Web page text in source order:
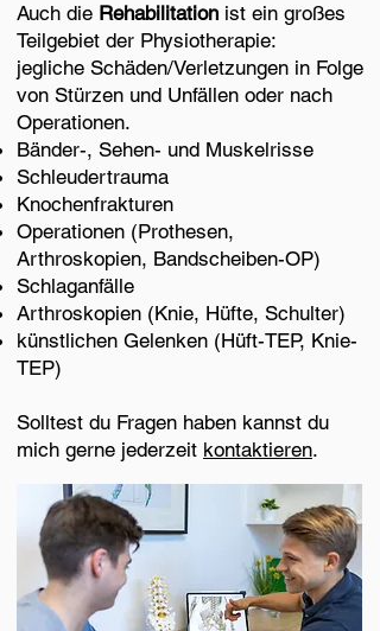
Auch die Rehabilitation ist ein großes
Teilgebiet der Physiotherapie:
jegliche Schäden/Verletzungen in Folge
von Stürzen und Unfällen oder nach
Operationen.
Bänder-, Sehen- und Muskelrisse
Schleudertrauma
Knochenfrakturen
Operationen (Prothesen,
Arthroskopien, Bandscheiben-OP)
Schlaganfälle
Arthroskopien (Knie, Hüfte, Schulter)
künstlichen Gelenken (Hüft-TEP, Knie-
TEP)
Solltest du Fragen haben kannst du
mich gerne jederzeit kontaktieren.